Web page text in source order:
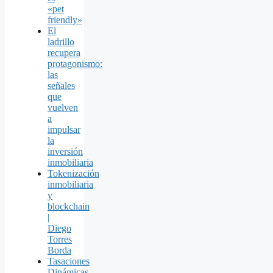
«pet
friendly»
El
ladrillo
recupera
protagonismo:
las
señales
que
vuelven
a
impulsar
la
inversión
inmobiliaria
Tokenización
inmobiliaria
y
blockchain
|
Diego
Torres
Borda
Tasaciones